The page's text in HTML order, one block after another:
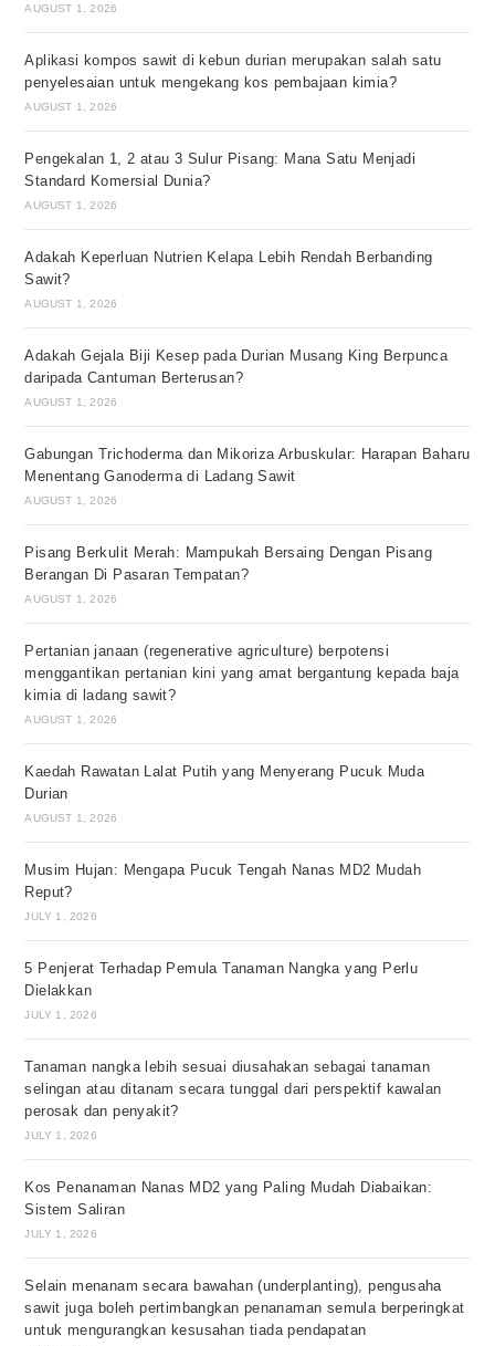
AUGUST 1, 2026
Aplikasi kompos sawit di kebun durian merupakan salah satu
penyelesaian untuk mengekang kos pembajaan kimia?
AUGUST 1, 2026
Pengekalan 1, 2 atau 3 Sulur Pisang: Mana Satu Menjadi
Standard Komersial Dunia?
AUGUST 1, 2026
Adakah Keperluan Nutrien Kelapa Lebih Rendah Berbanding
Sawit?
AUGUST 1, 2026
Adakah Gejala Biji Kesep pada Durian Musang King Berpunca
daripada Cantuman Berterusan?
AUGUST 1, 2026
Gabungan Trichoderma dan Mikoriza Arbuskular: Harapan Baharu
Menentang Ganoderma di Ladang Sawit
AUGUST 1, 2026
Pisang Berkulit Merah: Mampukah Bersaing Dengan Pisang
Berangan Di Pasaran Tempatan?
AUGUST 1, 2026
Pertanian janaan (regenerative agriculture) berpotensi
menggantikan pertanian kini yang amat bergantung kepada baja
kimia di ladang sawit?
AUGUST 1, 2026
Kaedah Rawatan Lalat Putih yang Menyerang Pucuk Muda
Durian
AUGUST 1, 2026
Musim Hujan: Mengapa Pucuk Tengah Nanas MD2 Mudah
Reput?
JULY 1, 2026
5 Penjerat Terhadap Pemula Tanaman Nangka yang Perlu
Dielakkan
JULY 1, 2026
Tanaman nangka lebih sesuai diusahakan sebagai tanaman
selingan atau ditanam secara tunggal dari perspektif kawalan
perosak dan penyakit?
JULY 1, 2026
Kos Penanaman Nanas MD2 yang Paling Mudah Diabaikan:
Sistem Saliran
JULY 1, 2026
Selain menanam secara bawahan (underplanting), pengusaha
sawit juga boleh pertimbangkan penanaman semula berperingkat
untuk mengurangkan kesusahan tiada pendapatan